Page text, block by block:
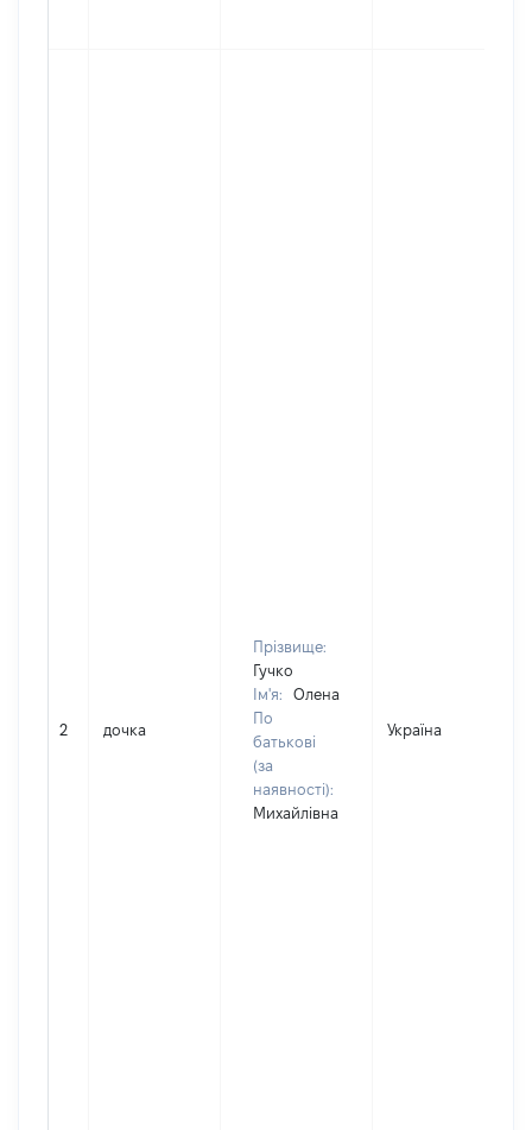
2 дочка
Прізвище:
Гучко
Ім'я:
Олена
По
батькові
(за
наявності):
Михайлівна
Україна